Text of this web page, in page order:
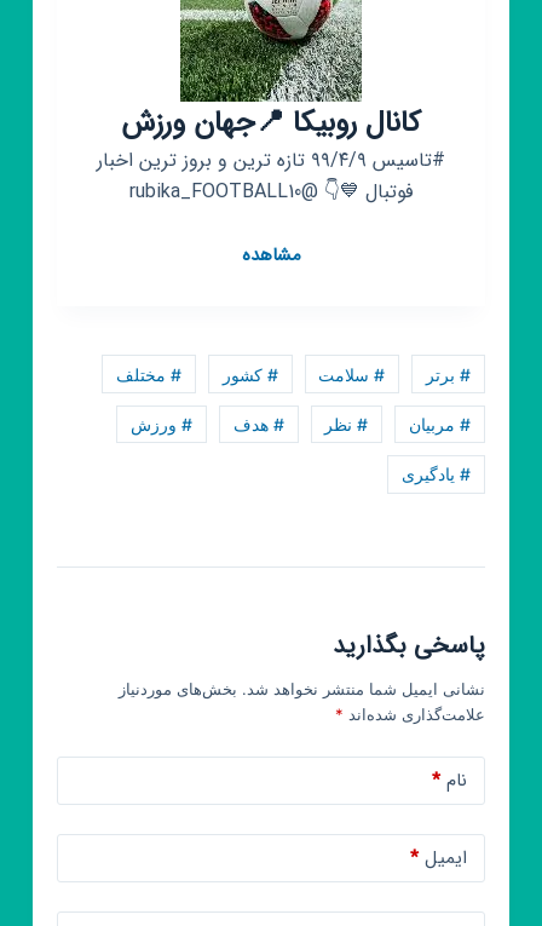
کانال روبیکا 📍جهان ورزش
#تاسیس ۹۹/۴/۹ تازه ترین و بروز ترین اخبار
فوتبال 💙👇 @rubika_FOOTBALL10
مشاهدهکانال
# برتر # سلامت # کشور # مختلف
# مربیان # نظر # هدف # ورزش
# یادگیری
پاسخی بگذارید
نشانی ایمیل شما منتشر نخواهد شد. بخش‌های موردنیاز
علامت‌گذاری شده‌اند *
نام*
ایمیل*